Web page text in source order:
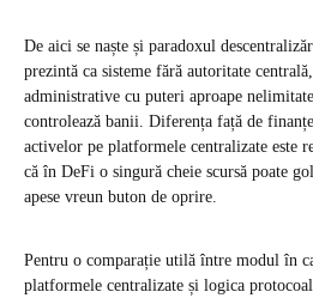
De aici se naște și paradoxul
prezintă ca sisteme fără autoritate
administrative cu puteri aproape
controlează banii. Diferența față de
activelor pe platformele centralizate este
că în DeFi o singură cheie scursă poate
apese vreun buton de oprire.
Pentru o comparație utilă între modul în
platformele centralizate și logica